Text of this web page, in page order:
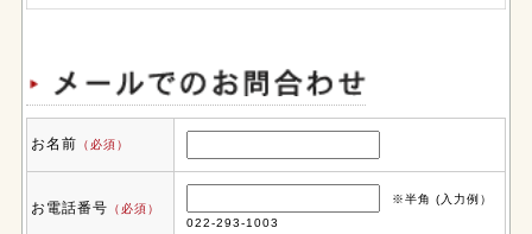
お名前 （必須）
お電話番号 （必須）
※半角 (入力例）
022-293-1003